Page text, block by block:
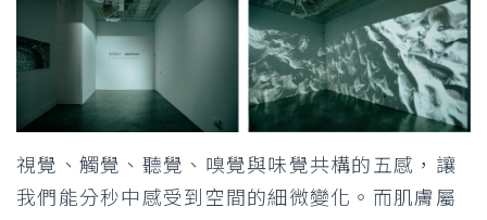
視覺、觸覺、聽覺、嗅覺與味覺共構的五感，讓
我們能分秒中感受到空間的細微變化。而肌膚屬